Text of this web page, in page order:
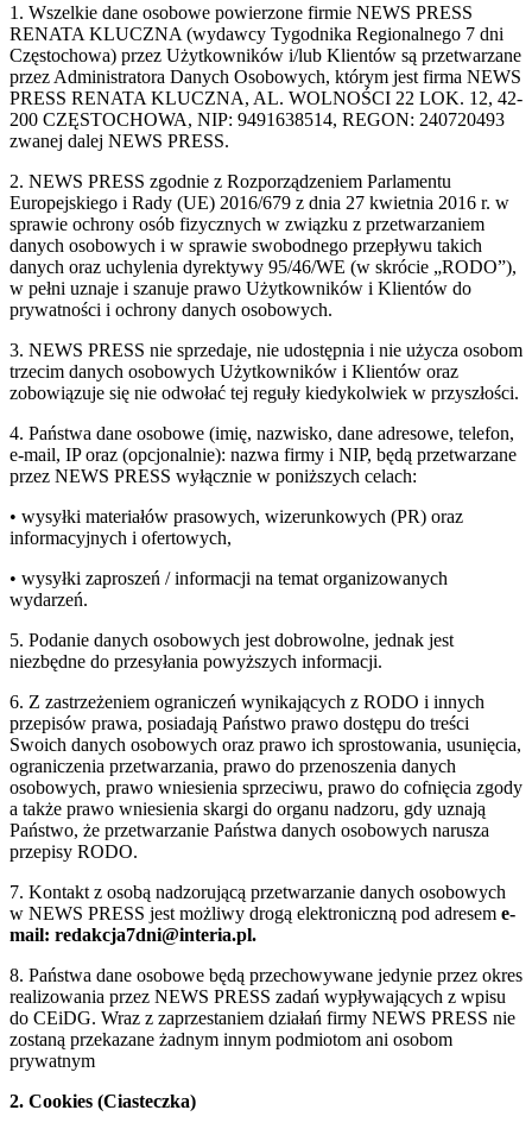
1. Wszelkie dane osobowe powierzone firmie NEWS PRESS
RENATA KLUCZNA (wydawcy Tygodnika Regionalnego 7 dni
Częstochowa) przez Użytkowników i/lub Klientów są przetwarzane
przez Administratora Danych Osobowych, którym jest firma NEWS
PRESS RENATA KLUCZNA, AL. WOLNOŚCI 22 LOK. 12, 42-
200 CZĘSTOCHOWA, NIP: 9491638514, REGON: 240720493
zwanej dalej NEWS PRESS.
2. NEWS PRESS zgodnie z Rozporządzeniem Parlamentu
Europejskiego i Rady (UE) 2016/679 z dnia 27 kwietnia 2016 r. w
sprawie ochrony osób fizycznych w związku z przetwarzaniem
danych osobowych i w sprawie swobodnego przepływu takich
danych oraz uchylenia dyrektywy 95/46/WE (w skrócie „RODO”),
w pełni uznaje i szanuje prawo Użytkowników i Klientów do
prywatności i ochrony danych osobowych.
3. NEWS PRESS nie sprzedaje, nie udostępnia i nie użycza osobom
trzecim danych osobowych Użytkowników i Klientów oraz
zobowiązuje się nie odwołać tej reguły kiedykolwiek w przyszłości.
4. Państwa dane osobowe (imię, nazwisko, dane adresowe, telefon,
e-mail, IP oraz (opcjonalnie): nazwa firmy i NIP, będą przetwarzane
przez NEWS PRESS wyłącznie w poniższych celach:
• wysyłki materiałów prasowych, wizerunkowych (PR) oraz
informacyjnych i ofertowych,
• wysyłki zaproszeń / informacji na temat organizowanych
wydarzeń.
5. Podanie danych osobowych jest dobrowolne, jednak jest
niezbędne do przesyłania powyższych informacji.
6. Z zastrzeżeniem ograniczeń wynikających z RODO i innych
przepisów prawa, posiadają Państwo prawo dostępu do treści
Swoich danych osobowych oraz prawo ich sprostowania, usunięcia,
ograniczenia przetwarzania, prawo do przenoszenia danych
osobowych, prawo wniesienia sprzeciwu, prawo do cofnięcia zgody
a także prawo wniesienia skargi do organu nadzoru, gdy uznają
Państwo, że przetwarzanie Państwa danych osobowych narusza
przepisy RODO.
7. Kontakt z osobą nadzorującą przetwarzanie danych osobowych
w NEWS PRESS jest możliwy drogą elektroniczną pod adresem e-
mail: redakcja7dni@interia.pl.
8. Państwa dane osobowe będą przechowywane jedynie przez okres
realizowania przez NEWS PRESS zadań wypływających z wpisu
do CEiDG. Wraz z zaprzestaniem działań firmy NEWS PRESS nie
zostaną przekazane żadnym innym podmiotom ani osobom
prywatnym
2. Cookies (Ciasteczka)